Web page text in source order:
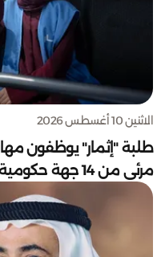
الاثنين 10 أغسطس 2026
طلبة "إثمار" يوظفون
مرئي من 14 جهة حكومية بإمارة الشارقة